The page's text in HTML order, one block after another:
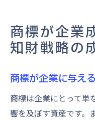
商標が企業
知財戦略の
商標が企業に与え
商標は企業にとって単
響を及ぼす資産です。